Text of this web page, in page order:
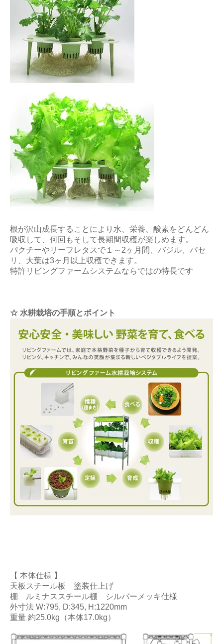
根が沢山成長することにより水、栄養、酸素をどんどん
吸収して、何回もそして長期間収穫が楽しめます。
パクチーやリーフレタスで１～2ヶ月間、バジル、パセ
リ、大葉は3ヶ月以上収穫できます。
特許リビングファームシステムならではの特長です
☆ 水耕栽培の手順とポイント
【 本体仕様 】
天板スチール板 塗装仕上げ
棚 ルミナススチール棚 シルバーメッキ仕様
外寸法 W:795, D:345, H:1220mm
重量 約25.0kg（本体17.0kg）